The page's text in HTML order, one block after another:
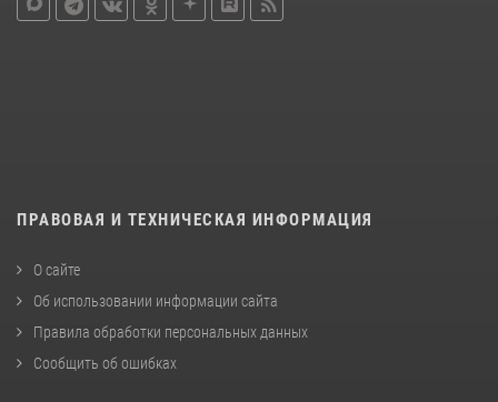
ПРАВОВАЯ И ТЕХНИЧЕСКАЯ ИНФОРМАЦИЯ
О сайте
Об использовании информации сайта
Правила обработки персональных данных
Сообщить об ошибках